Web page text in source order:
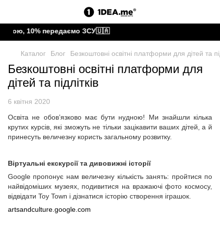
10% передаємо ЗСУ🇺🇦
Каталог Блог Безкоштовні освітні платформи для дітей та
Безкоштовні освітні платформи для
дітей та підлітків
6 квітня 2020
Освіта не обов’язково має бути нудною! Ми знайшли кілька
крутих курсів, які зможуть не тільки зацікавити ваших дітей, а й
принесуть величезну користь загальному розвитку.
Віртуальні екскурсії та дивовижні історії
Google пропонує нам величезну кількість занять: пройтися по
найвідоміших музеях, подивитися на вражаючі фото космосу,
відвідати Toy Town і дізнатися історію створення іграшок.
artsandculture.google.com